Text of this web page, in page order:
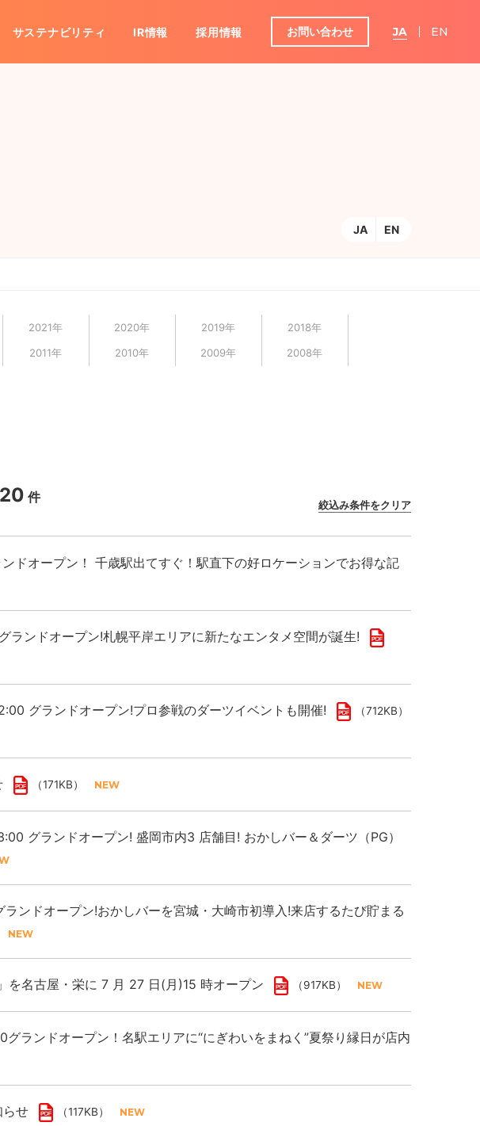
JA EN
2021年 2020年 2019年
2018年
2011年 2010年 2009年
2008年
絞込み条件をクリア
20 件
ドオープン！ 千歳駅出てすぐ！駅直下の好ロケーションでお得な記
ランドオープン!札幌平岸エリアに新たなエンタメ空間が誕生!
グランドオープン!プロ参戦のダーツイベントも開催! （712KB）
（171KB）
グランドオープン! 盛岡市内3 店舗目! おかしバー＆ダーツ（PG）
ンドオープン!おかしバーを宮城・大崎市初導入!来店するたび貯まる
を名古屋・栄に 7 月 27 日(月)15 時オープン （917KB）
ランドオープン！名駅エリアに“にぎわいをまねく”夏祭り縁日が店内
らせ （117KB）
お問い合わせ JA EN
サステナビリティ IR情報 採用情報